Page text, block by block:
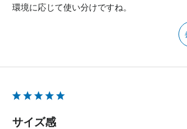
環境に応じて使い分けですね。
サイズ感